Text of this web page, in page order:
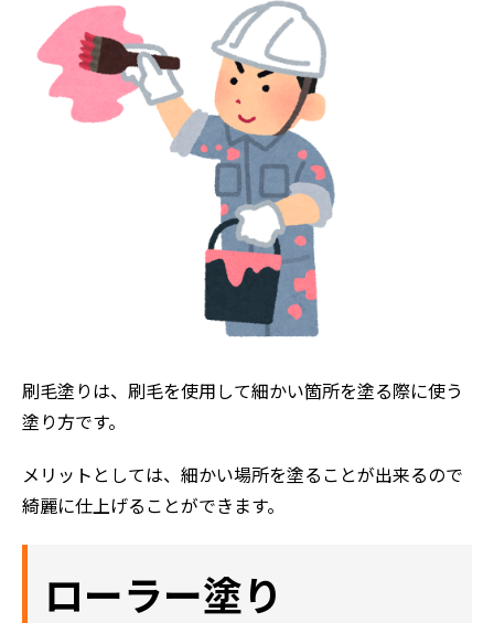
刷毛塗りは、刷毛を使用して細かい箇所を塗る際に使う
塗り方です。
メリットとしては、細かい場所を塗ることが出来るので
綺麗に仕上げることができます。
ローラー塗り